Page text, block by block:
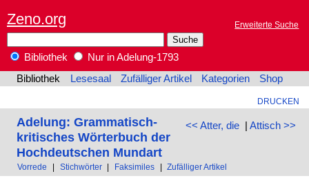
Zeno.org Erweiterte Suche
Bibliothek
Nur in Adelung-1793
Bibliothek
Lesesaal Zufälliger Artikel Kategorien Shop
DRUCKEN
<< Atter, die| Attisch >>
Adelung: Grammatisch-
kritisches Wörterbuch der
Hochdeutschen Mundart
Vorrede Stichwörter Faksimiles Zufälliger Artikel